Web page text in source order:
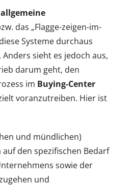
allgemeine
das „Flagge-zeigen-im-
Systeme durchaus
sieht es jedoch aus,
darum geht, den
im Buying-Center
voranzutreiben. Hier ist
und mündlichen)
den spezifischen Bedarf
sowie der
und